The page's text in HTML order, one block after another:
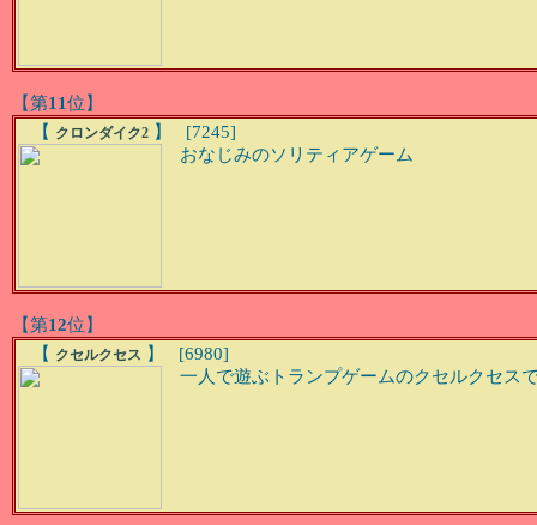
【第11位】
【 クロンダイク2 】 [7245]
おなじみのソリティアゲーム
【第12位】
【 クセルクセス 】 [6980]
一人で遊ぶトランプゲームのクセルクセス